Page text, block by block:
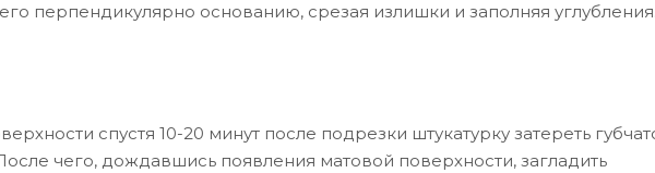
перпендикулярно основанию, срезая излишки и заполняя углубления.
спустя 10-20 минут после подрезки штукатурку затереть
чего, дождавшись появления матовой поверхности, загладить